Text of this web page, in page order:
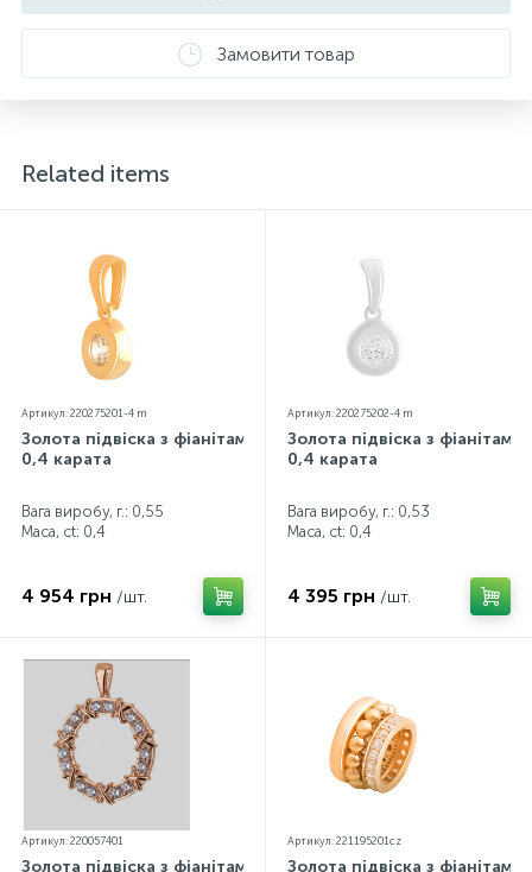
Замовити товар
Related items
Артикул: 220275201-4 m
Золота підвіска з фіанітами
0,4 карата
Вага виробу, г.: 0,55
Маса, ct: 0,4
4 954 грн /шт.
Артикул: 220275202-4 m
Золота підвіска з фіанітами
0,4 карата
Вага виробу, г.: 0,53
Маса, ct: 0,4
4 395 грн /шт.
Артикул: 220057401
Золота підвіска з фіанітами
Артикул: 221195201cz
Золота підвіска з фіанітами